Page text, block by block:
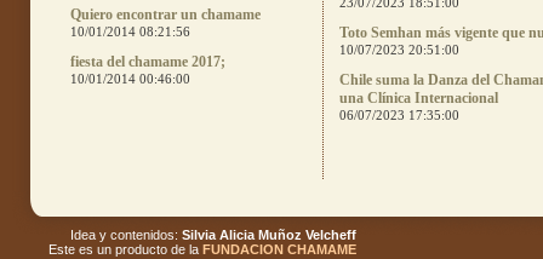
Quiero encontrar un chamame
10/01/2014 08:21:56
fiesta del chamame 2017;
10/01/2014 00:46:00
Toto Semhan más vigente que
10/07/2023 20:51:00
Chile suma la Danza del
una Clínica Internacional
06/07/2023 17:35:00
Idea y contenidos: Silvia Alicia Muñoz Velcheff
Este es un producto de la FUNDACION CHAMAME